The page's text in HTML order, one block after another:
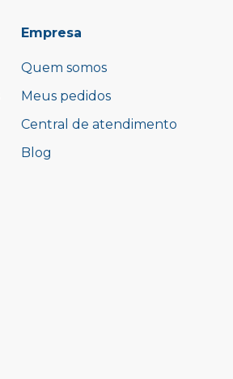
Empresa
Quem somos
Meus pedidos
Central de atendimento
Blog